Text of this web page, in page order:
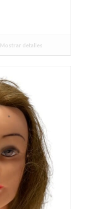
Mostrar detalles